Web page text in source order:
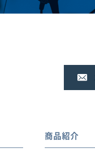
商品紹介